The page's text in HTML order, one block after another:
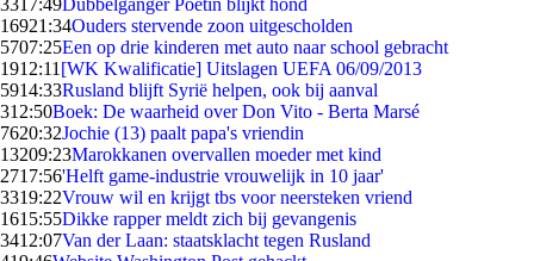
3317:49Dubbelganger Poetin blijkt hond
16921:34Ouders stervende zoon uitgescholden
5707:25Een op drie kinderen met auto naar school gebracht
1912:11 [WK Kwalificatie] Uitslagen UEFA 06/09/2013
5914:33Rusland blijft Syrië helpen, ook bij aanval
312:50Boek: De waarheid over Don Vito - Berta Marsé
7620:32Jochie (13) paalt papa's vriendin
13209:23Marokkanen overvallen moeder met kind
2717:56'Helft game-industrie vrouwelijk in 10 jaar'
3319:22Vrouw wil en krijgt tbs voor neersteken vriend
1615:55Dikke rapper meldt zich bij gevangenis
3412:07Van der Laan: staatsklacht tegen Rusland